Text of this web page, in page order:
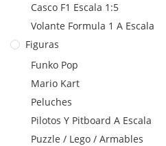
Casco F1 Escala 1:5
Volante Formula 1 A Escala
Figuras
Funko Pop
Mario Kart
Peluches
Pilotos Y Pitboard A Escala
Puzzle / Lego / Armables